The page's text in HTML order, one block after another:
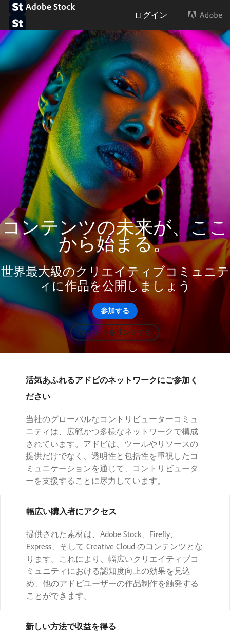
Adobe Stock
ログイン
コンテンツの未来が、ここ
から始まる。
世界最大級のクリエイティブコミュニテ
ィに作品を公開しましょう
参加する
Adobe ID をリンクする
活気あふれるアドビのネットワークにご参加く
ださい
当社のグローバルなコントリビューターコミュ
ニティは、広範かつ多様なネットワークで構成
されています。アドビは、ツールやリソースの
提供だけでなく、透明性と包括性を重視したコ
ミュニケーションを通じて、コントリビュータ
ーを支援することに尽力しています。
幅広い購入者にアクセス
提供された素材は、Adobe Stock、Firefly、
Express、そして Creative Cloud のコンテンツとな
ります。これにより、幅広いクリエイティブコ
ミュニティにおける認知度向上の効果を見込
め、他のアドビユーザーの作品制作を触発する
ことができます。
新しい方法で収益を得る